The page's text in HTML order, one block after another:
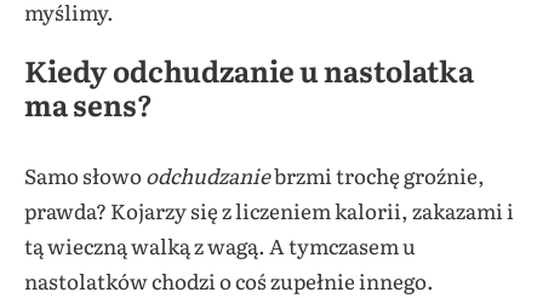
myślimy.
Kiedy odchudzanie u nastolatka
ma sens?
Samo słowoodchudzaniebrzmi trochę groźnie,
prawda? Kojarzy się z liczeniem kalorii, zakazami i
tą wieczną walką z wagą. A tymczasem u
nastolatków chodzi o coś zupełnie innego.